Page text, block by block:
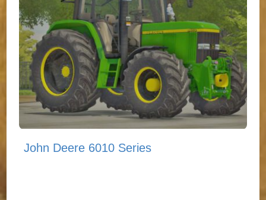
John Deere 6010 Series